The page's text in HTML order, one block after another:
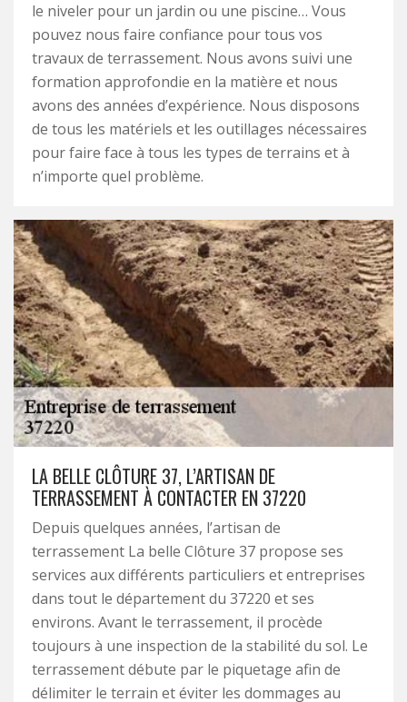
le niveler pour un jardin ou une piscine… Vous
pouvez nous faire confiance pour tous vos
travaux de terrassement. Nous avons suivi une
formation approfondie en la matière et nous
avons des années d’expérience. Nous disposons
de tous les matériels et les outillages nécessaires
pour faire face à tous les types de terrains et à
n’importe quel problème.
LA BELLE CLÔTURE 37, L’ARTISAN DE
TERRASSEMENT À CONTACTER EN 37220
Depuis quelques années, l’artisan de
terrassement La belle Clôture 37 propose ses
services aux différents particuliers et entreprises
dans tout le département du 37220 et ses
environs. Avant le terrassement, il procède
toujours à une inspection de la stabilité du sol. Le
terrassement débute par le piquetage afin de
délimiter le terrain et éviter les dommages au